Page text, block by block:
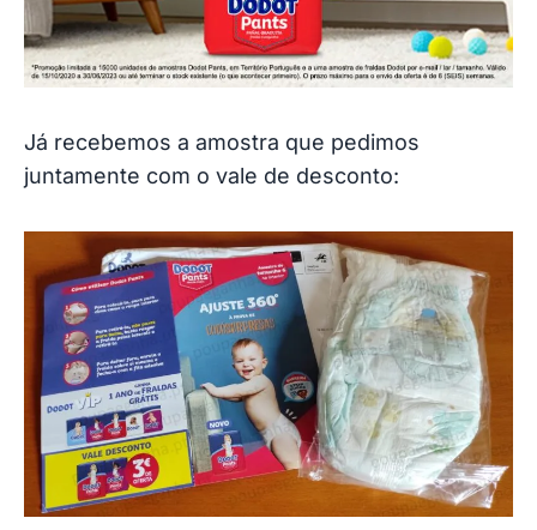
Já recebemos a amostra que pedimos
juntamente com o vale de desconto: